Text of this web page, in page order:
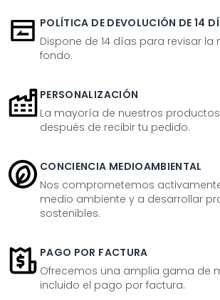
POLÍTICA DE DEVOLUCIÓN DE 14
Dispone de 14 días para revisar
fondo.
PERSONALIZACIÓN
La mayoría de nuestros
después de recibir tu pedido.
CONCIENCIA MEDIOAMBIENTAL
Nos comprometemos
medio ambiente y a desarrollar
sostenibles.
PAGO POR FACTURA
Ofrecemos una amplia gama de
incluido el pago por factura.